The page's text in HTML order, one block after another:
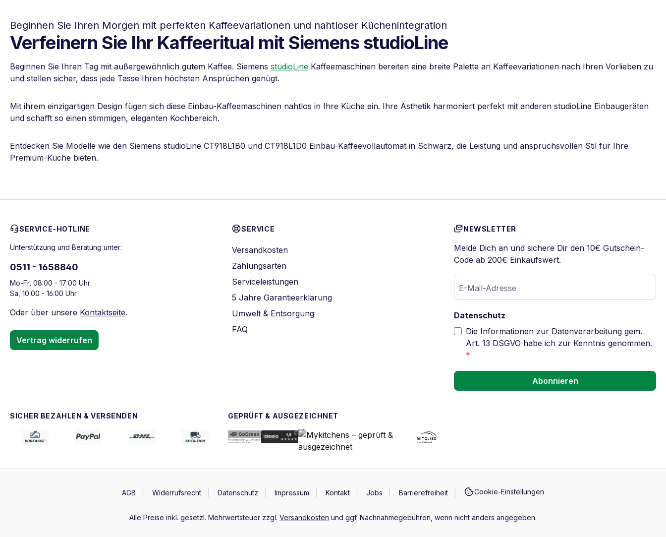
Beginnen Sie Ihren Morgen mit perfekten Kaffeevariationen und nahtloser Küchenintegration
Verfeinern Sie Ihr Kaffeeritual mit Siemens studioLine
Beginnen Sie Ihren Tag mit außergewöhnlich gutem Kaffee. Siemens studioLine Kaffeemaschinen bereiten eine breite Palette an Kaffeevariationen nach Ihren Vorlieben zu
und stellen sicher, dass jede Tasse Ihren höchsten Ansprüchen genügt.
Mit ihrem einzigartigen Design fügen sich diese Einbau-Kaffeemaschinen nahtlos in Ihre Küche ein. Ihre Ästhetik harmoniert perfekt mit anderen studioLine Einbaugeräten
und schafft so einen stimmigen, eleganten Kochbereich.
Entdecken Sie Modelle wie den Siemens studioLine CT918L1B0 und CT918L1D0 Einbau-Kaffeevollautomat in Schwarz, die Leistung und anspruchsvollen Stil für Ihre
Premium-Küche bieten.
SERVICE-HOTLINE
Unterstützung und Beratung unter:
0511 - 1658840
Mo-Fr, 08:00 - 17:00 Uhr
Sa, 10:00 - 16:00 Uhr
Oder über unsere Kontaktseite.
Vertrag widerrufen
SERVICE
Versandkosten
Zahlungsarten
Serviceleistungen
5 Jahre Garantieerklärung
Umwelt & Entsorgung
FAQ
NEWSLETTER
Melde Dich an und sichere Dir den 10€ Gutschein-
Code ab 200€ Einkaufswert.
E-Mail-Adresse
Datenschutz
Die Informationen zur Datenverarbeitung gem.
Art. 13 DSGVO habe ich zur Kenntnis genommen.
*
Abonnieren
SICHER BEZAHLEN & VERSENDEN GEPRÜFT & AUSGEZEICHNET
AGB Widerrufsrecht Datenschutz Impressum Kontakt Jobs Barrierefreiheit Cookie-Einstellungen
Alle Preise inkl. gesetzl. Mehrwertsteuer zzgl. Versandkosten und ggf. Nachnahmegebühren, wenn nicht anders angegeben.